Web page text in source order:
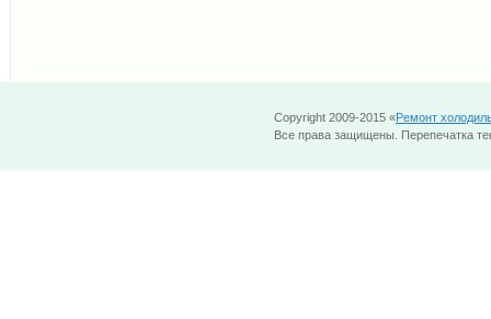
Copyright 2009-2015 «Ремонт
Все права защищены. Перепечатка